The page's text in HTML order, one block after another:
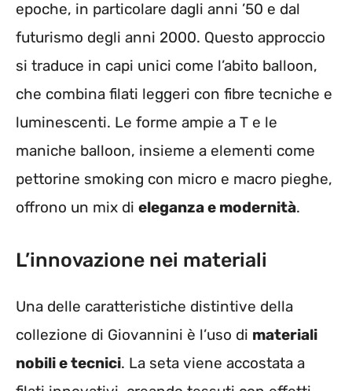
epoche, in particolare dagli anni ’50 e dal
futurismo degli anni 2000. Questo approccio
si traduce in capi unici come l’abito balloon,
che combina filati leggeri con fibre tecniche e
luminescenti. Le forme ampie a T e le
maniche balloon, insieme a elementi come
pettorine smoking con micro e macro pieghe,
offrono un mix di eleganza e modernità.
L’innovazione nei materiali
Una delle caratteristiche distintive della
collezione di Giovannini è l’uso di materiali
nobili e tecnici. La seta viene accostata a